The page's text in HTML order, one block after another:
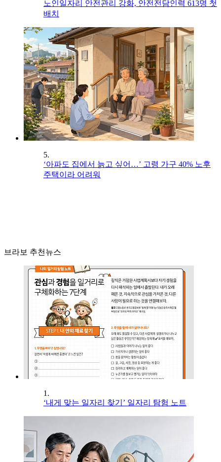
노인일자리 안전관리 강화, 안전전담인력 613명 첫
배치
5.
‘아파도 집에서 늙고 싶어…’ 고령 가구 40% 노후
주택이라 어려워
브라보 추천뉴스
1.
‘내게 맞는 일자리 찾기’ 일자리 탐험 노트